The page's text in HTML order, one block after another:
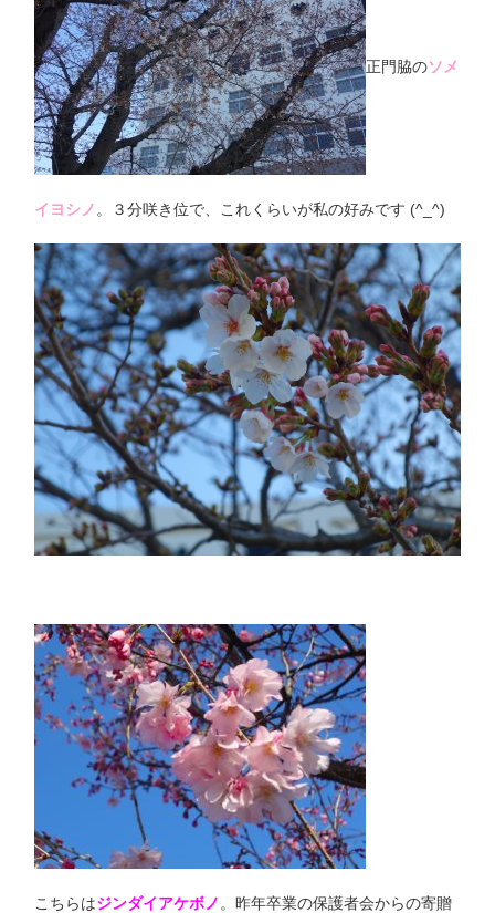
正門脇のソメ
イヨシノ 。３分咲き位で、これくらいが私の好みです (^_^)
こちらはジンダイアケボノ 。昨年卒業の保護者会からの寄贈